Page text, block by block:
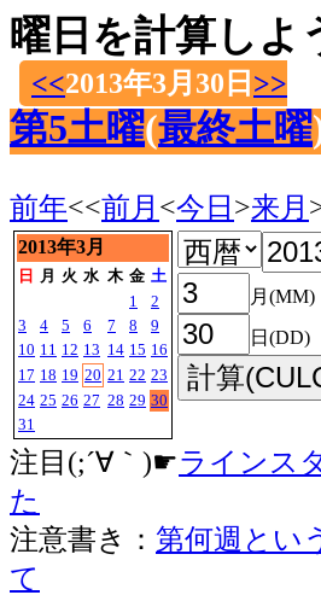
曜日を計算しよ
<<2013年3月30日 >>
第5土曜(最終土曜
前年<<前月 <今日 >来月
2013年3月
日 月 火 水 木 金 土
1
2
3
4 5 6 7 8
9
10 11 12 13 14 15 16
17 18 19 20 21 22 23
24 25 26 27 28 29 30
31
月(MM)
日(DD)
注目(;´∀｀)☛ラインス
た
注意書き： 第何週とい
て